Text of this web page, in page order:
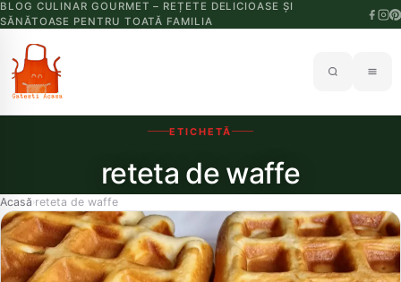
BLOG CULINAR GOURMET – REȚETE DELICIOASE ȘI
SĂNĂTOASE PENTRU TOATĂ FAMILIA
ETICHETĂ
reteta de waffe
Acasă›reteta de waffe